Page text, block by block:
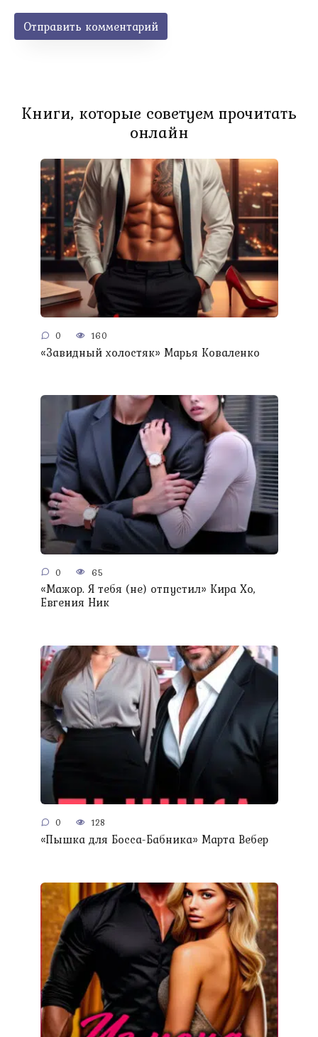
Книги, которые советуем прочитать
онлайн
0 160
«Завидный холостяк» Марья Коваленко
0 65
«Мажор. Я тебя (не) отпустил» Кира Хо,
Евгения Ник
0 128
«Пышка для Босса-Бабника» Марта Вебер